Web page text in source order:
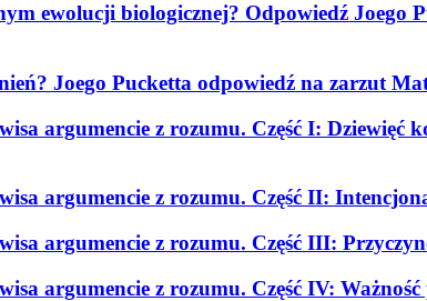
ewolucji biologicznej? Odpowiedź
Joego Pucketta odpowiedź na zarzut
argumencie z rozumu. Część I: Dziewięć
argumencie z rozumu. Część II:
argumencie z rozumu. Część III:
argumencie z rozumu. Część IV: